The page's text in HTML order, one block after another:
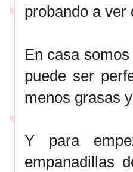
probando a ver
En casa
puede ser
menos grasas
Y para
empanadillas